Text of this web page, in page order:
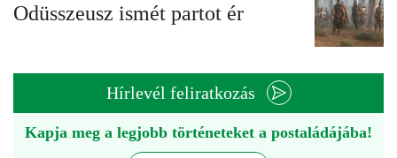
Odüsszeusz ismét partot ér
Hírlevél feliratkozás
Kapja meg a legjobb történeteket a postaládájába!